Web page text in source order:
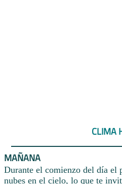
CLIMA
MAÑANA
Durante el comienzo del día el
nubes en el cielo, lo que te